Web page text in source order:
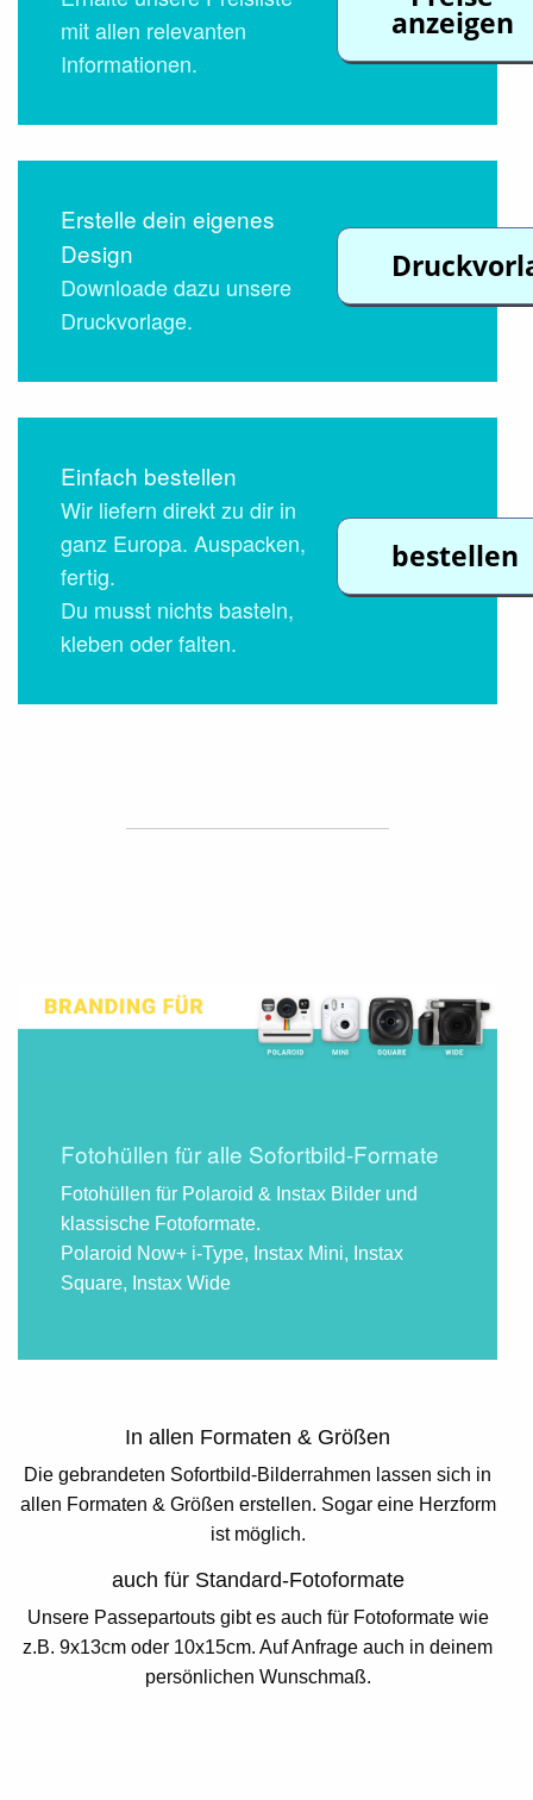
mit allen relevanten
Informationen.
anzeigen
Erstelle dein eigenes
Design
Downloade dazu unsere
Druckvorlage.
Einfach bestellen
Wir liefern direkt zu dir in
ganz Europa. Auspacken,
fertig.
Du musst nichts basteln,
kleben oder falten.
bestellen
Fotohüllen für alle Sofortbild-Formate
Fotohüllen für Polaroid & Instax Bilder und
klassische Fotoformate.
Polaroid Now+ i-Type, Instax Mini, Instax
Square, Instax Wide
In allen Formaten & Größen
Die gebrandeten Sofortbild-Bilderrahmen lassen sich in
allen Formaten & Größen erstellen. Sogar eine Herzform
ist möglich.
auch für Standard-Fotoformate
Unsere Passepartouts gibt es auch für Fotoformate wie
z.B. 9x13cm oder 10x15cm. Auf Anfrage auch in deinem
persönlichen Wunschmaß.